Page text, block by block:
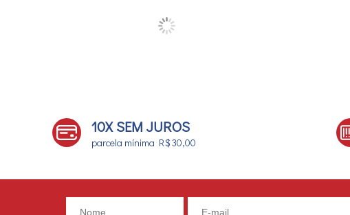
10X SEM JUROS
parcela mínima R$ 30,00